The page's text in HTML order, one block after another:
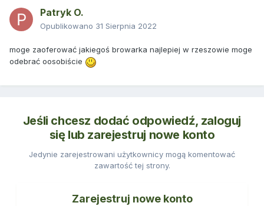
Patryk O.
Opublikowano 31 Sierpnia 2022
moge zaoferować jakiegoś browarka najlepiej w rzeszowie moge
odebrać oosobiście
Jeśli chcesz dodać odpowiedź, zaloguj
się lub zarejestruj nowe konto
Jedynie zarejestrowani użytkownicy mogą komentować
zawartość tej strony.
Zarejestruj nowe konto